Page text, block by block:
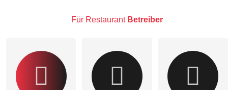
Restaurant-Eintrag zu stellen.
Für Restaurant Betreiber